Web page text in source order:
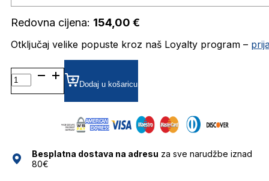
Redovna cijena: 154,00 €
Otključaj velike popuste kroz naš Loyalty program –
BG6532M DIOPTRIJSKI
OKVIRI
BULGET
Dodaj u košaricu
Besplatna dostava na adresu za sve narudžbe iznad
80€